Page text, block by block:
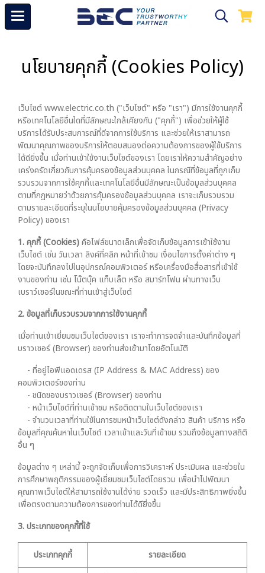
นโยบายคุกกี้ (Cookies Policy)
เว็บไซต์ www.electric.co.th ("เว็บไซต์" หรือ "เรา") มีการใช้งานคุกกี้
หรือเทคโนโลยีอื่นใดที่มีลักษณะใกล้เคียงกัน ("คุกกี้") เพื่อช่วยให้ผู้ใช้
บริการได้รับประสบการณ์ที่ดีจากการใช้บริการ และช่วยให้เราสามารถ
พัฒนาคุณภาพของบริการให้ตอบสนองต่อความต้องการของผู้ใช้บริการ
ได้ดียิ่งขึ้น เมื่อท่านเข้าใช้งานเว็บไซต์ของเรา โดยเราให้ความสำคัญอย่าง
เคร่งครัดเกี่ยวกับการคุ้มครองข้อมูลส่วนบุคคล ในกรณีที่ข้อมูลที่ถูกเก็บ
รวบรวมจากการใช้คุกกี้และเทคโนโลยีอื่นมีลักษณะเป็นข้อมูลส่วนบุคคล
ตามที่กฎหมายว่าด้วยการคุ้มครองข้อมูลส่วนบุคคล เราจะเก็บรวบรวม
ตามรายละเอียดที่ระบุในนโยบายคุ้มครองข้อมูลส่วนบุคคล (Privacy
Policy) ของเรา
1. คุกกี้ (Cookies)คือไฟล์ขนาดเล็กเพื่อจัดเก็บข้อมูลการเข้าใช้งาน
เว็บไซต์ เช่น วันเวลา ลิงค์ที่คลิก หน้าที่เข้าชม เงื่อนไขการตั้งค่าต่าง ๆ
โดยจะบันทึกลงไปในอุปกรณ์คอมพิวเตอร์ หรือเครื่องมือสื่อสารที่เข้าใช้
งานของท่าน เช่น โน๊ตบุ๊ค แท็บเล็ต หรือ สมาร์ทโฟน ผ่านทางเว็บ
เบราว์เซอร์ในขณะที่ท่านเข้าสู่เว็บไซต์
2. ข้อมูลที่เก็บรวบรวมจากการใช้งานคุกกี้
เมื่อท่านเข้าเยี่ยมชมเว็บไซต์ของเรา เราจะทำการจดจำและบันทึกข้อมูลที่
บราวเซอร์ (Browser) ของท่านส่งเข้ามาโดยอัตโนมัติ
- ที่อยู่ไอพีแอดเดรส (IP Address & MAC Address) ของ
คอมพิวเตอร์ของท่าน
- ชนิดของบราวเซอร์ (Browser) ของท่าน
- หน้าเว็บไซต์ที่ท่านเข้าชม หรือติดตามในเว็บไซต์ของเรา
- จำนวนเวลาที่ท่านใช้ในการชมหน้าเว็บไซต์ดังกล่าว สินค้า บริการ หรือ
ข้อมูลที่คุณค้นหาในเว็บไซต์ เวลาเข้าและวันที่เข้าชม รวมถึงข้อมูลทางสถิติ
อื่น ๆ
ข้อมูลต่าง ๆ เหล่านี้ จะถูกจัดเก็บเพื่อการวิเคราะห์ ประเมินผล และช่วยใน
การศึกษาพฤติกรรมของผู้เยี่ยมชมเว็บไซต์โดยรวม เพื่อนำไปพัฒนา
คุณภาพเว็บไซต์ให้สามารถใช้งานได้ง่าย รวดเร็ว และมีประสิทธิภาพยิ่งขึ้น
เพื่อตรงตามความต้องการของท่านได้ดียิ่งขึ้น
3. ประเภทของคุกกี้ที่ใช้
ประเภทคุกกี้ รายละเอียด